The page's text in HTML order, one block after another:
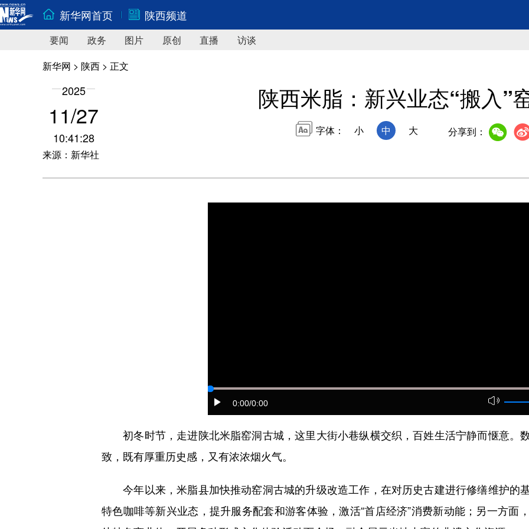
新华网首页 陕西频道
要闻 政务 图片 原创 直播
访谈
新华网 > 陕西 > 正文
2025
11/27
10:41:28
来源：新华社
陕西米脂：新兴业态“搬入”
字体： 小 中 大 分享到：
0:00/0:00
初冬时节，走进陕北米脂窑洞古城，这里大街小巷纵横交织，百姓生活宁静而惬意。
致，既有厚重历史感，又有浓浓烟火气。
今年以来，米脂县加快推动窑洞古城的升级改造工作，在对历史古建进行修缮维护的
特色咖啡等新兴业态，提升服务配套和游客体验，激活“首店经济”消费新动能；另一方面